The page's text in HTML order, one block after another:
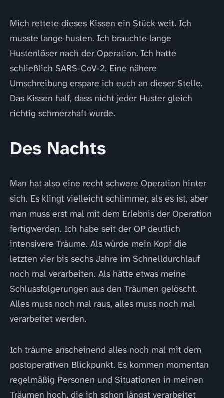
Mich rettete dieses Kissen ein Stück weit. Ich
musste lange husten. Ich brauchte lange
Hustenlöser nach der Operation. Ich hatte
schließlich SARS-CoV-2. Eine nähere
Umschreibung erspare ich euch an dieser Stelle.
Das Kissen half, dass nicht jeder Huster gleich
richtig schmerzhaft wurde.
Des Nachts
Man hat also eine recht schwere Operation hinter
sich. Es klingt vielleicht schlimmer, als es ist, aber
man muss erst mal mit dem Erlebnis der Operation
fertigwerden. Ich habe seit der OP deutlich
intensivere Träume. Als würde mein Kopf die
letzten vier bis sechs Jahre im Schnelldurchlauf
noch mal verarbeiten. Als hätte etwas meine
Schlussfolgerungen aus den Träumen gelöscht.
Alles muss noch mal raus, alles muss noch mal
verarbeitet werden.
Ich träume anscheinend alles noch mal mit dem
postoperativen Blickpunkt. Es kommen momentan
regelmäßig Personen und Situationen in meinen
Träumen hoch, die ich schon längst verarbeitet